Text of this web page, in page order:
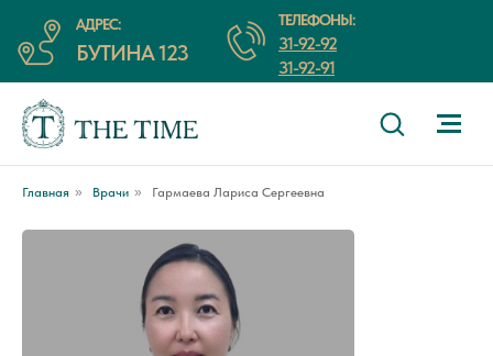
АДРЕС:
БУТИНА 123
ТЕЛЕФОНЫ:
31-92-92
31-92-91
Главная » Врачи » Гармаева Лариса Сергеевна